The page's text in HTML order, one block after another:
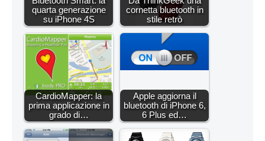
quarta generazione
su iPhone 4S
cornetta bluetooth in
stile retrò
CardioMapper: la
prima applicazione in
grado di…
Apple aggiorna il
bluetooth di iPhone 6,
6 Plus ed…